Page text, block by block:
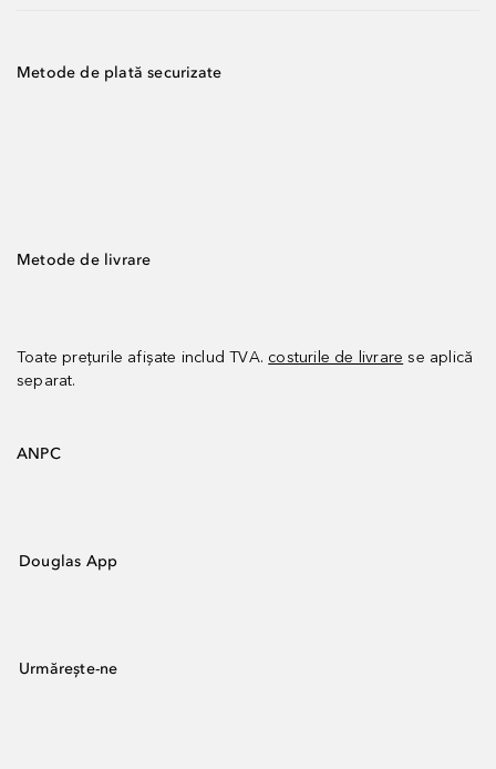
Metode de plată securizate
Metode de livrare
Toate prețurile afișate includ TVA. costurile de livrare se aplică
separat.
ANPC
Douglas App
Urmărește-ne